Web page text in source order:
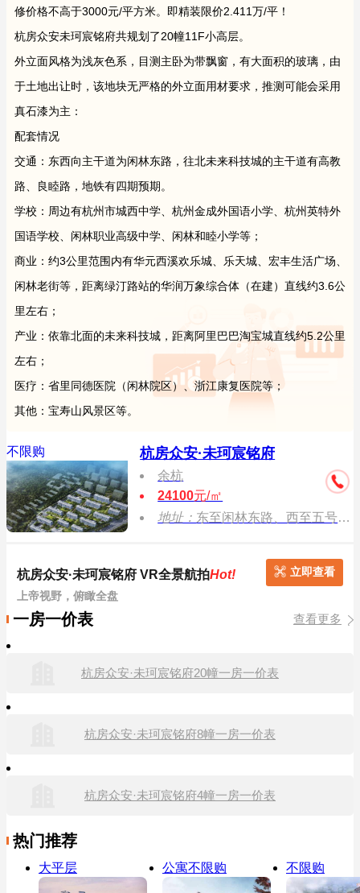
修价格不高于3000元/平方米。即精装限价2.411万/平！
杭房众安未珂宸铭府共规划了20幢11F小高层。
外立面风格为浅灰色系，目测主卧为带飘窗，有大面积的玻璃，由
于土地出让时，该地块无严格的外立面用材要求，推测可能会采用
真石漆为主：
配套情况
交通：东西向主干道为闲林东路，往北未来科技城的主干道有高教
路、良睦路，地铁有四期预期。
学校：周边有杭州市城西中学、杭州金成外国语小学、杭州英特外
国语学校、闲林职业高级中学、闲林和睦小学等；
商业：约3公里范围内有华元西溪欢乐城、乐天城、宏丰生活广场、
闲林老街等，距离绿汀路站的华润万象综合体（在建）直线约3.6公
里左右；
产业：依靠北面的未来科技城，距离阿里巴巴淘宝城直线约5.2公里
左右；
医疗：省里同德医院（闲林院区）、浙江康复医院等；
其他：宝寿山风景区等。
不限购 杭房众安·未珂宸铭府
余杭
24100元/㎡
地址： 东至闲林东路、西至五号路、北至四号路
杭房众安·未珂宸铭府 VR全景航拍Hot!
上帝视野，俯瞰全盘
立即查看
一房一价表 查看更多
杭房众安·未珂宸铭府20幢一房一价表
杭房众安·未珂宸铭府8幢一房一价表
杭房众安·未珂宸铭府4幢一房一价表
热门推荐
大平层 公寓不限购 不限购